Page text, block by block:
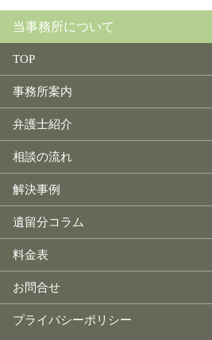
当事務所について
TOP
事務所案内
弁護士紹介
相談の流れ
解決事例
遺留分コラム
料金表
お問合せ
プライバシーポリシー